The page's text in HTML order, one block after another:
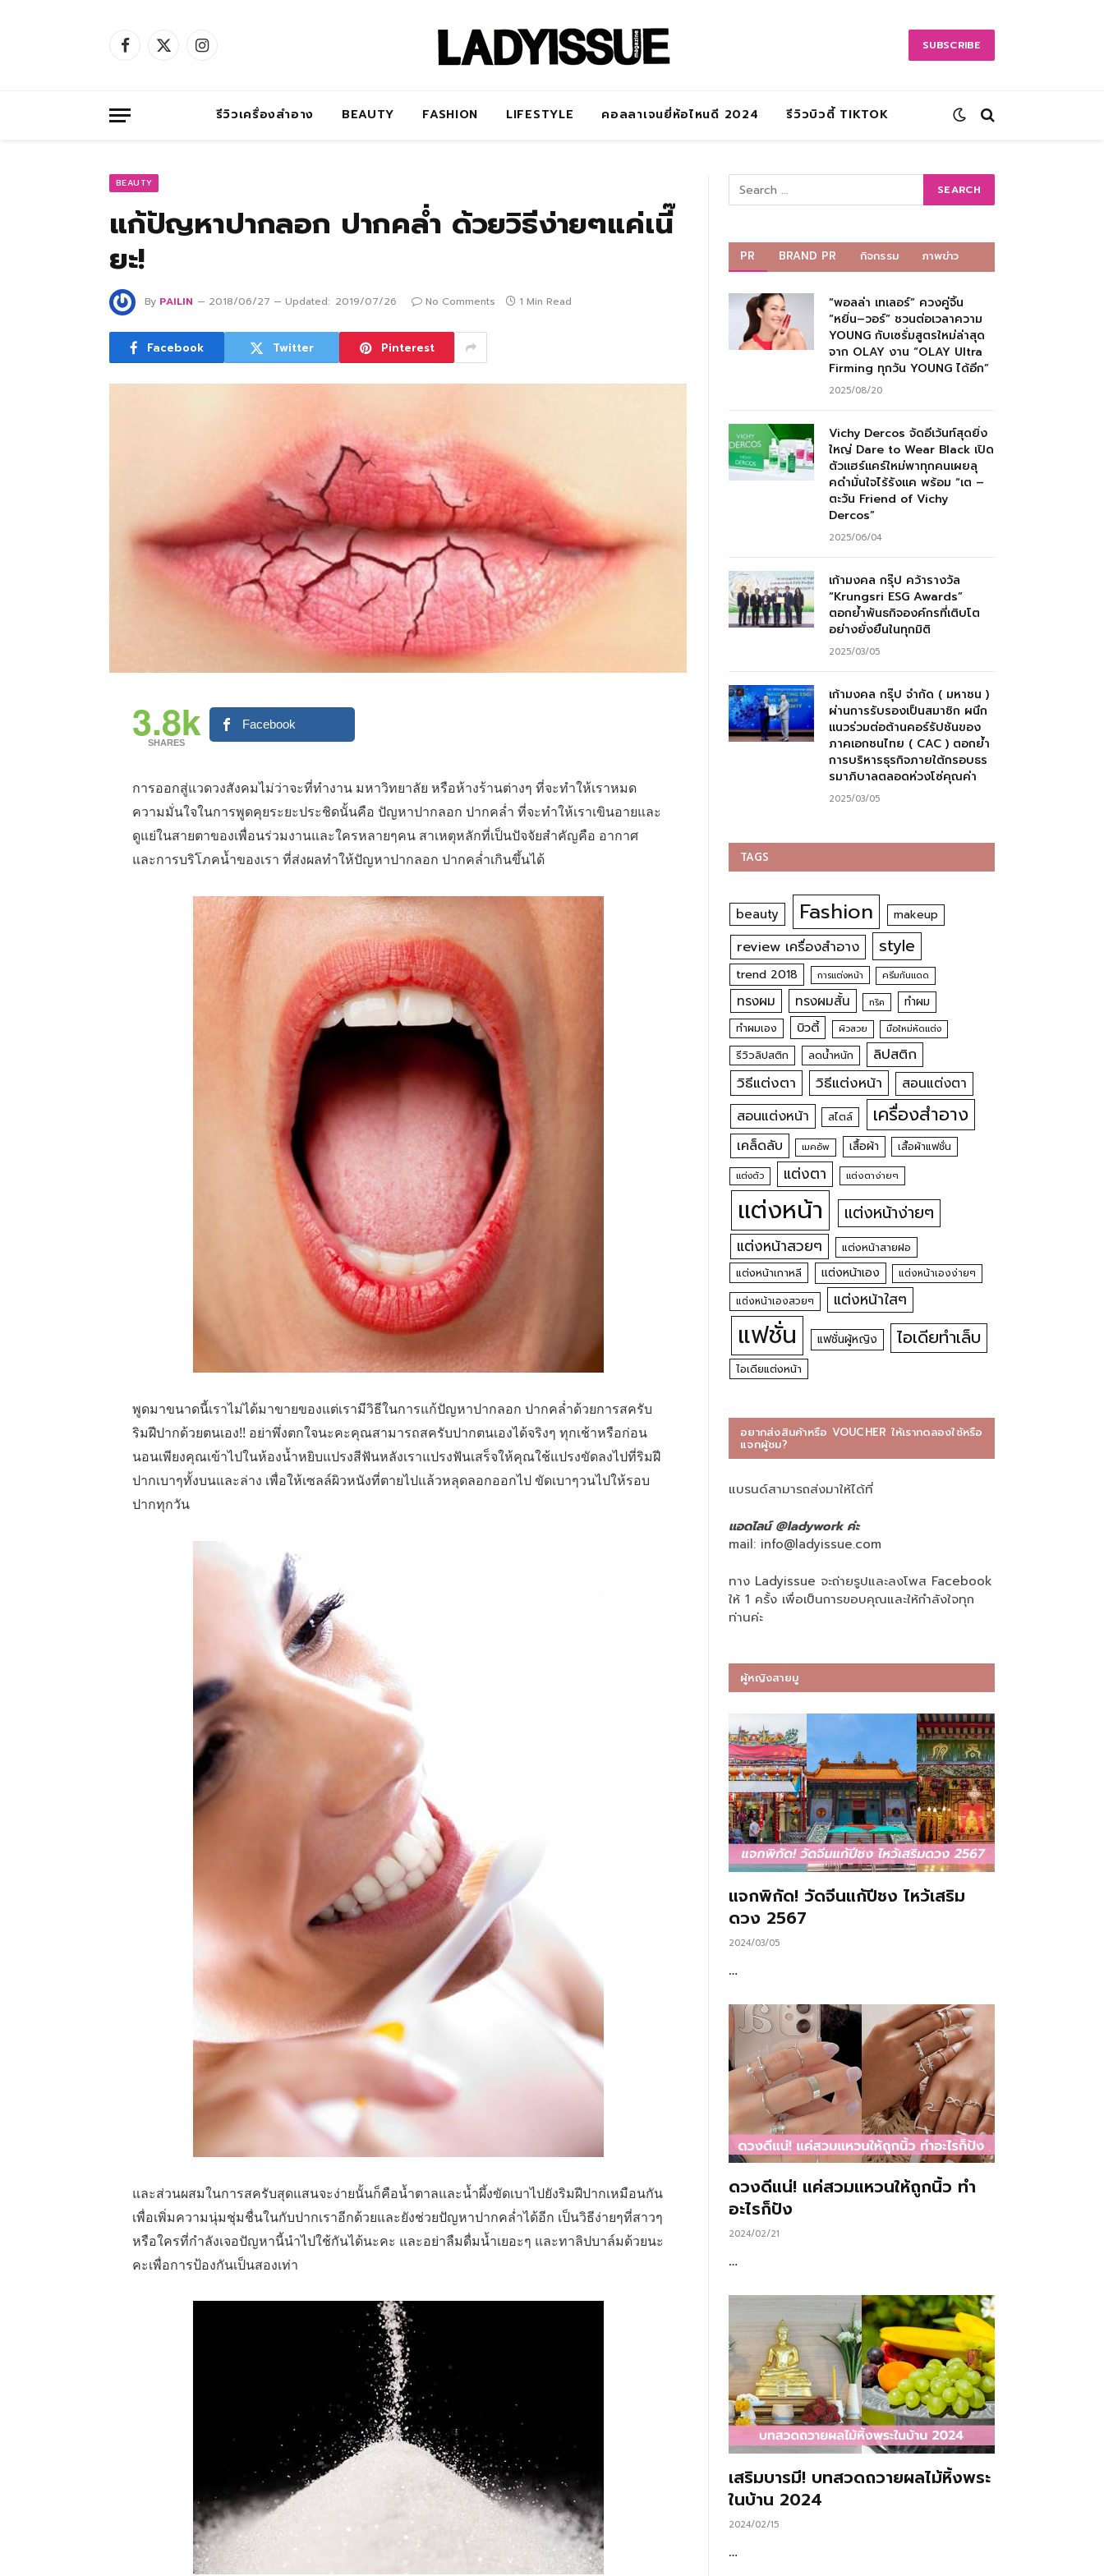
Facebook
X
Instagram SUBSCRIBE
รีวิวเครื่องสำอาง BEAUTY FASHION LIFESTYLE คอลลาเจนยี่ห้อไหนดี 2024 รีวิวบิวตี้ TIKTOK
BEAUTY
แก้ปัญหาปากลอก ปากคล่ำ ด้วยวิธีง่ายๆแค่เนี๊
ยะ!
By PAILIN 2018/06/27 Updated: 2019/07/26 No Comments 1 Min Read
Facebook Twitter Pinterest
3.8k
SHARES
Facebook
การออกสู่แวดวงสังคมไม่ว่าจะที่ทำงาน มหาวิทยาลัย หรือห้างร้านต่างๆ ที่จะทำให้เราหมด
ความมั่นใจในการพูดคุยระยะประชิดนั้นคือ ปัญหาปากลอก ปากคล่ำ ที่จะทำให้เราเขินอายและ
ดูแย่ในสายตาของเพื่อนร่วมงานและใครหลายๆคน สาเหตุหลักที่เป็นปัจจัยสำคัญคือ อากาศ
และการบริโภคน้ำของเรา ที่ส่งผลทำให้ปัญหาปากลอก ปากคล่ำเกินขึ้นได้
พูดมาขนาดนี้เราไม่ได้มาขายของแต่เรามีวิธีในการแก้ปัญหาปากลอก ปากคล่ำด้วยการสครับ
ริมฝีปากด้วยตนเอง!! อย่าพึ่งตกใจนะคะคุณสามารถสครับปากตนเองได้จริงๆ ทุกเช้าหรือก่อน
นอนเพียงคุณเข้าไปในห้องน้ำหยิบแปรงสีฟันหลังเราแปรงฟันเสร็จให้คุณใช้แปรงขัดลงไปที่ริมฝี
ปากเบาๆทั้งบนและล่าง เพื่อให้เซลล์ผิวหนังที่ตายไปแล้วหลุดลอกออกไป ขัดเบาๆวนไปให้รอบ
ปากทุกวัน
และส่วนผสมในการสครับสุดแสนจะง่ายนั้นก็คือน้ำตาลและน้ำผึ้งขัดเบาไปยังริมฝีปากเหมือนกัน
เพื่อเพิ่มความนุ่มชุ่มชื่นในกับปากเราอีกด้วยและยังช่วยปัญหาปากคล่ำได้อีก เป็นวิธีง่ายๆที่สาวๆ
หรือใครที่กำลังเจอปัญหานี้นำไปใช้กันได้นะคะ และอย่าลืมดื่มน้ำเยอะๆ และทาลิปบาล์มด้วยนะ
คะเพื่อการป้องกันเป็นสองเท่า
PR BRAND PR กิจกรรม ภาพข่าว
“พอลล่า เทเลอร์” ควงคู่จิ้น
“หยิ่น–วอร์” ชวนต่อเวลาความ
YOUNG กับเซรั่มสูตรใหม่ล่าสุด
จาก OLAY งาน “OLAY Ultra
Firming ทุกวัน YOUNG ได้อีก”
2025/08/20
Vichy Dercos จัดอีเว้นท์สุดยิ่ง
ใหญ่ Dare to Wear Black เปิด
ตัวแฮร์แคร์ใหม่พาทุกคนเผยลุ
คดำมั่นใจไร้รังแค พร้อม “เต –
ตะวัน Friend of Vichy
Dercos”
2025/06/04
เก้ามงคล กรุ๊ป คว้ารางวัล
“Krungsri ESG Awards”
ตอกย้ำพันธกิจองค์กรที่เติบโต
อย่างยั่งยืนในทุกมิติ
2025/03/05
เก้ามงคล กรุ๊ป จำกัด ( มหาชน )
ผ่านการรับรองเป็นสมาชิก ผนึก
แนวร่วมต่อต้านคอร์รัปชันของ
ภาคเอกชนไทย ( CAC ) ตอกย้ำ
การบริหารธุรกิจภายใต้กรอบธร
รมาภิบาลตลอดห่วงโซ่คุณค่า
2025/03/05
TAGS
beauty Fashion makeup
review เครื่องสำอาง style
trend 2018 การแต่งหน้า ครีมกันแดด
ทรงผม ทรงผมสั้น ทริค ทำผม
ทำผมเอง บิวตี้ ผิวสวย มือใหม่หัดแต่ง
รีวิวลิปสติก ลดน้ำหนัก ลิปสติก
วิธีแต่งตา วิธีแต่งหน้า สอนแต่งตา
สอนแต่งหน้า สไตล์ เครื่องสำอาง
เคล็ดลับ เมคอัพ เสื้อผ้า เสื้อผ้าแฟชั่น
แต่งตัว แต่งตา แต่งตาง่ายๆ
แต่งหน้า แต่งหน้าง่ายๆ
แต่งหน้าสวยๆ
แต่งหน้าสายฝอ
แต่งหน้าเกาหลี
แต่งหน้าเอง
แต่งหน้าเองง่ายๆ
แต่งหน้าเองสวยๆ
แต่งหน้าใสๆ
แฟชั่น แฟชั่นผู้หญิง ไอเดียทำเล็บ
ไอเดียแต่งหน้า
อยากส่งสินค้าหรือ VOUCHER ให้เราทดลองใช้หรือ
แจกผู้ชม?
แบรนด์สามารถส่งมาให้ได้ที่
แอดไลน์ @ladywork ค่ะ
mail: info@ladyissue.com
ทาง Ladyissue จะถ่ายรูปและลงโพส Facebook
ให้ 1 ครั้ง เพื่อเป็นการขอบคุณและให้กำลังใจทุก
ท่านค่ะ
ผู้หญิงสายมู
แจกพิกัด! วัดจีนแก้ปีชง ไหว้เสริม
ดวง 2567
2024/03/05
…
ดวงดีแน่! แค่สวมแหวนให้ถูกนิ้ว ทำ
อะไรก็ปัง
2024/02/21
…
เสริมบารมี! บทสวดถวายผลไม้หิ้งพระ
ในบ้าน 2024
2024/02/15
…